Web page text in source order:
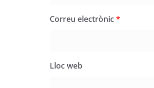
Correu electrònic*
Lloc web